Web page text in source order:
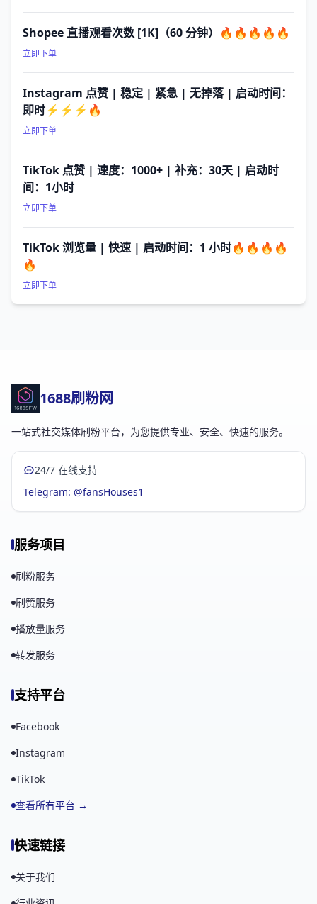
Shopee 直播观看次数 [1K]（60 分钟）🔥🔥🔥🔥🔥
立即下单
Instagram 点赞 | 稳定 | 紧急 | 无掉落 | 启动时间：
即时⚡⚡⚡🔥
立即下单
TikTok 点赞 | 速度：1000+ | 补充：30天 | 启动时
间：1小时
立即下单
TikTok 浏览量 | 快速 | 启动时间：1 小时🔥🔥🔥🔥
🔥
立即下单
1688刷粉网
一站式社交媒体刷粉平台，为您提供专业、安全、快速的服务。
24/7 在线支持
Telegram: @fansHouses1
服务项目
刷粉服务
刷赞服务
播放量服务
转发服务
支持平台
Facebook
Instagram
TikTok
查看所有平台 →
快速链接
关于我们